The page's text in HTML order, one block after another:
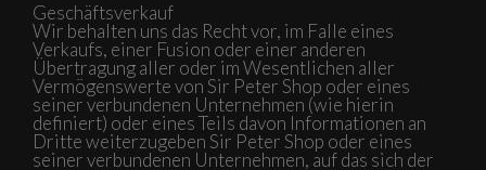
Geschäftsverkauf
Wir behalten uns das Recht vor, im Falle eines
Verkaufs, einer Fusion oder einer anderen
Übertragung aller oder im Wesentlichen aller
Vermögenswerte von Sir Peter Shop oder eines
seiner verbundenen Unternehmen (wie hierin
definiert) oder eines Teils davon Informationen an
Dritte weiterzugeben Sir Peter Shop oder eines
seiner verbundenen Unternehmen, auf das sich der